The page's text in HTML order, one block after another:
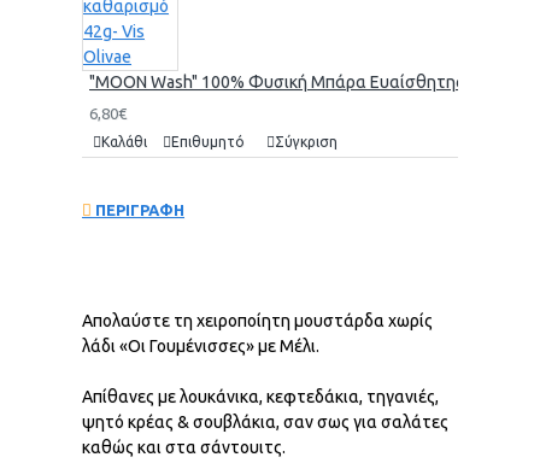
"MOON Wash" 100% Φυσική Μπάρα Ευαίσθητης
6,80€
Καλάθι Επιθυμητό Σύγκριση
ΠΕΡΙΓΡΑΦΗ
Απολαύστε τη χειροποίητη μουστάρδα χωρίς
λάδι «Οι Γουμένισσες» με Μέλι.
Απίθανες µε λουκάνικα, κεφτεδάκια, τηγανιές,
ψητό κρέας & σουβλάκια, σαν σως για σαλάτες
καθώς και στα σάντουιτς.